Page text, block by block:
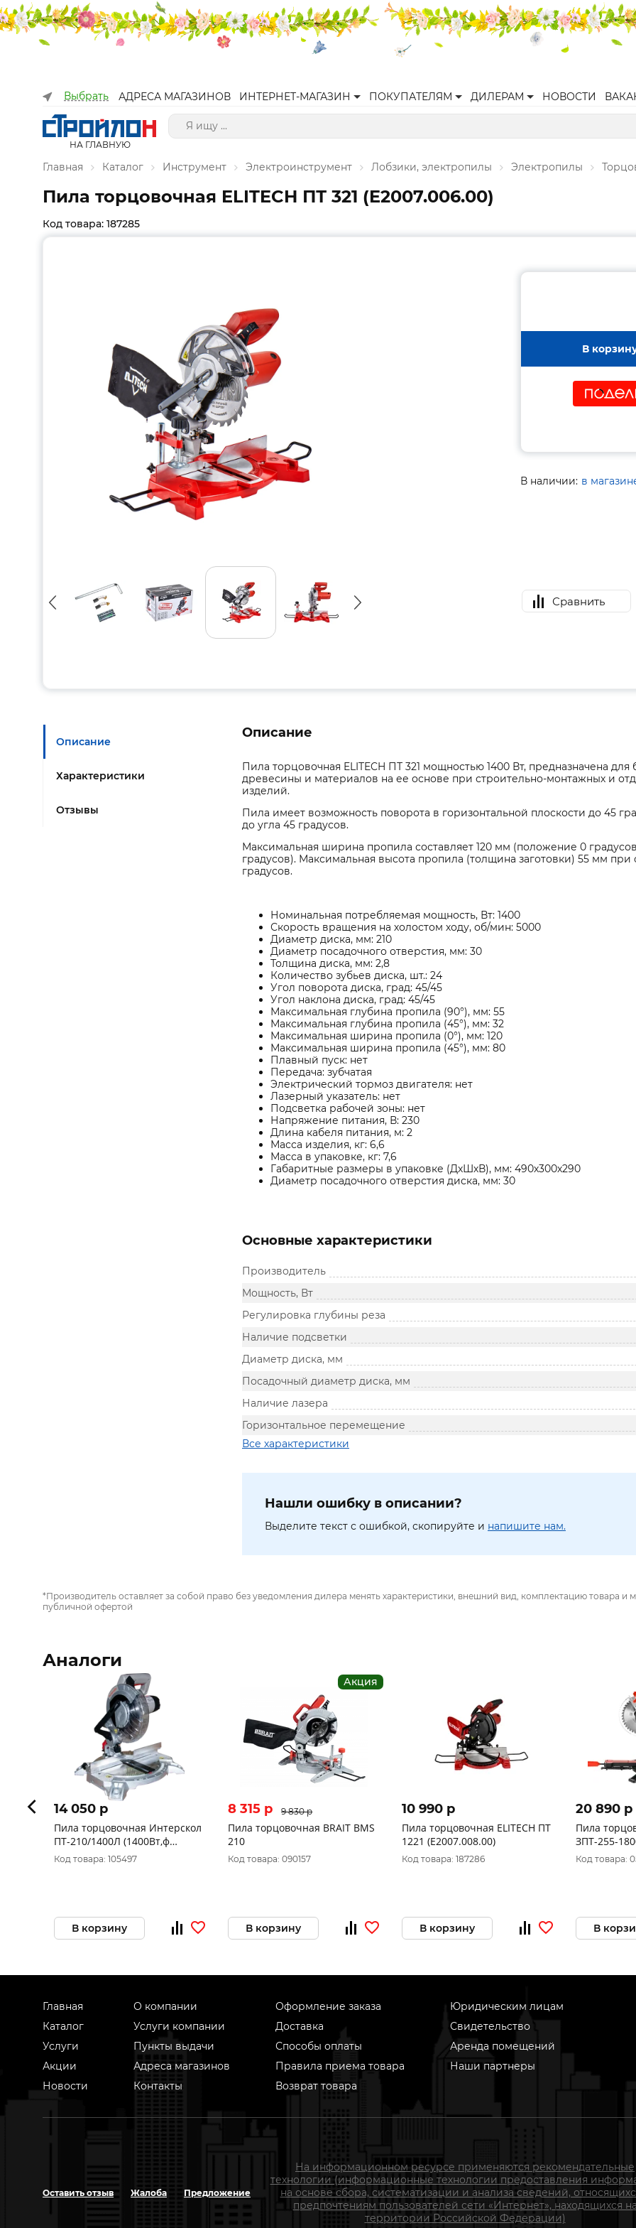
Выбрать АДРЕСА МАГАЗИНОВ ИНТЕРНЕТ-МАГАЗИН ПОКУПАТЕЛЯМ ДИЛЕРАМ НОВОСТИ
НА ГЛАВНУЮ
Главная Каталог Инструмент Электроинструмент Лобзики, электропилы Электропилы
Пила торцовочная ELITECH ПТ 321 (E2007.006.00)
Код товара: 187285
В
В наличии: в
Сравнить
Описание
Характеристики
Отзывы
Описание
Пила торцовочная ELITECH ПТ 321 мощностью 1400 Вт, предназначена
древесины и материалов на ее основе при строительно-монтажных и
изделий.
Пила имеет возможность поворота в горизонтальной плоскости до 45
до угла 45 градусов.
Максимальная ширина пропила составляет 120 мм (положение 0
градусов). Максимальная высота пропила (толщина заготовки) 55 мм
градусов.
Номинальная потребляемая мощность, Вт: 1400
Скорость вращения на холостом ходу, об/мин: 5000
Диаметр диска, мм: 210
Диаметр посадочного отверстия, мм: 30
Толщина диска, мм: 2,8
Количество зубьев диска, шт.: 24
Угол поворота диска, град: 45/45
Угол наклона диска, град: 45/45
Максимальная глубина пропила (90°), мм: 55
Максимальная глубина пропила (45°), мм: 32
Максимальная ширина пропила (0°), мм: 120
Максимальная ширина пропила (45°), мм: 80
Плавный пуск: нет
Передача: зубчатая
Электрический тормоз двигателя: нет
Лазерный указатель: нет
Подсветка рабочей зоны: нет
Напряжение питания, В: 230
Длина кабеля питания, м: 2
Масса изделия, кг: 6,6
Масса в упаковке, кг: 7,6
Габаритные размеры в упаковке (ДхШхВ), мм: 490х300х290
Диаметр посадочного отверстия диска, мм: 30
Основные характеристики
Производитель
Мощность, Вт
Регулировка глубины реза
Наличие подсветки
Диаметр диска, мм
Посадочный диаметр диска, мм
Наличие лазера
Горизонтальное перемещение
Все характеристики
Нашли ошибку в описании?
Выделите текст с ошибкой, скопируйте и напишите нам.
*Производитель оставляет за собой право без уведомления дилера менять характеристики, внешний вид, комплектацию товара и
публичной офертой
Аналоги
14 050 p
Пила торцовочная Интерскол
ПТ-210/1400Л (1400Вт,ф
210/30мм) 720.1.0.70
Код товара: 105497
В корзину
Акция
8 315 p 9 830 p
Пила торцовочная BRAIT BMS
210
Код товара: 090157
В корзину
10 990 p
Пила торцовочная ELITECH ПТ
1221 (E2007.008.00)
Код товара: 187286
В корзину
20 890 p
Пила
ЗПТ-255-
мин,1800Вт
Код товара:
В
Главная
Каталог
Услуги
Акции
Новости
О компании
Услуги компании
Пункты выдачи
Адреса магазинов
Контакты
Оформление заказа
Доставка
Способы оплаты
Правила приема товара
Возврат товара
Юридическим лицам
Свидетельство
Аренда помещений
Наши партнеры
Оставить отзыв Жалоба Предложение
На информационном ресурсе применяются рекомендательные
технологии (информационные технологии предоставления
на основе сбора, систематизации и анализа сведений,
предпочтениям пользователей сети «Интернет», находящихся на
территории Российской Федерации)